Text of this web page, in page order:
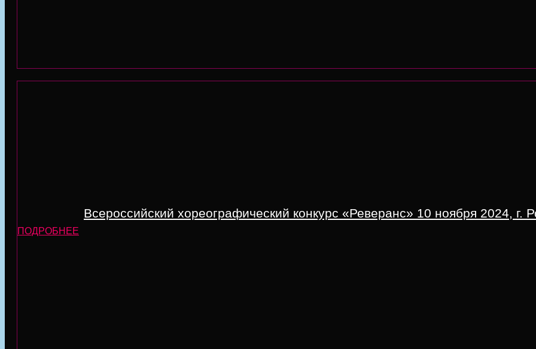
Всероссийский хореографический конкурс «Реверанс» 10 ноября 2024, г.
ПОДРОБНЕЕ